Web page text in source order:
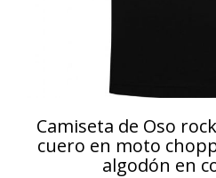
Camiseta de Oso
cuero en moto
algodón en